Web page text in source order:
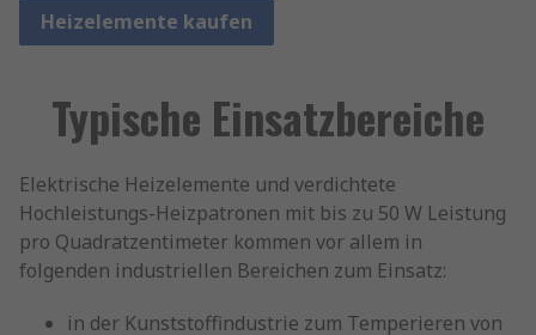
Heizelemente kaufen
Typische Einsatzbereiche
Elektrische Heizelemente und verdichtete
Hochleistungs-Heizpatronen mit bis zu 50 W Leistung
pro Quadratzentimeter kommen vor allem in
folgenden industriellen Bereichen zum Einsatz:
in der Kunststoffindustrie zum Temperieren von